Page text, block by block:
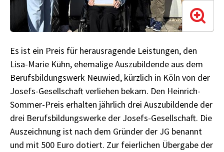
Es ist ein Preis für herausragende Leistungen, den
Lisa-Marie Kühn, ehemalige Auszubildende aus dem
Berufsbildungswerk Neuwied, kürzlich in Köln von der
Josefs-Gesellschaft verliehen bekam. Den Heinrich-
Sommer-Preis erhalten jährlich drei Auszubildende der
drei Berufsbildungswerke der Josefs-Gesellschaft. Die
Auszeichnung ist nach dem Gründer der JG benannt
und mit 500 Euro dotiert. Zur feierlichen Übergabe der